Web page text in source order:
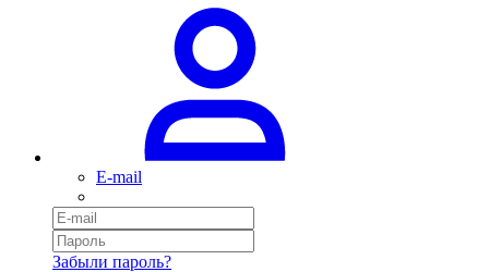
E-mail
Забыли пароль?